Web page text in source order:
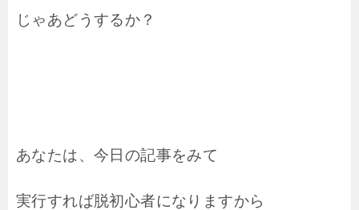
じゃあどうするか？
あなたは、今日の記事をみて
実行すれば脱初心者になりますから